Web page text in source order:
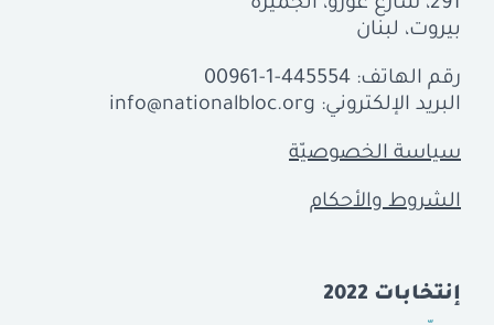
بيروت، لبنان
رقم الهاتف: 00961-1-445554
البريد الإلكتروني: info@nationalbloc.org
سياسة الخصوصيّة
الشروط والأحكام
إنتخابات 2022